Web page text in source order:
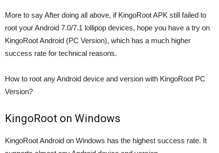
More to sayAfter doing all above, if KingoRoot APK still failed to
root your Android 7.0/7.1 lollipop devices, hope you have a try on
KingoRoot Android (PC Version), which has a much higher
success rate for technical reasons.
How to root any Android device and version with KingoRoot PC
Version?
KingoRoot on Windows
KingoRoot Android on Windows has the highest success rate. It